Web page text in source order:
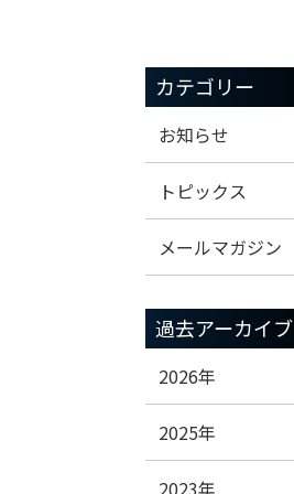
カテゴリー
お知らせ
トピックス
メールマガジン
過去アーカイブ
2026年
2025年
2023年